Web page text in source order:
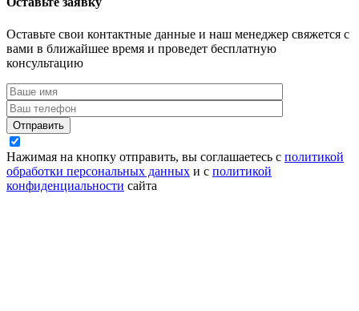
Оставьте свои контактные данные и наш менеджер свяжется с
вами в ближайшее время и проведет бесплатную
консультацию
Отправить
Нажимая на кнопку отправить, вы соглашаетесь с политикой
обработки персональных данных и с политикой
конфиденциальности сайта